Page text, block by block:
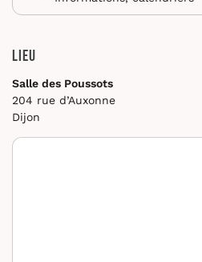
Lieu
Salle des Poussots
204 rue d’Auxonne
Dijon